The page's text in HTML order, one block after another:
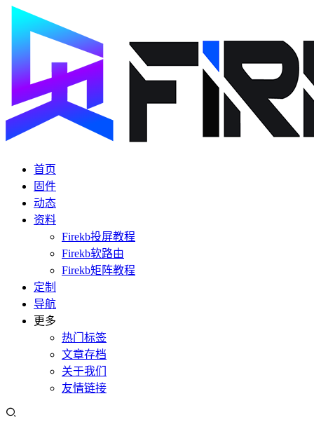
首页
固件
动态
资料
Firekb投屏教程
Firekb软路由
Firekb矩阵教程
定制
导航
更多
热门标签
文章存档
关于我们
友情链接